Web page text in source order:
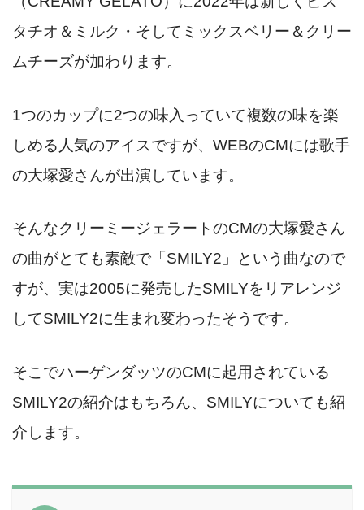
タチオ＆ミルク・そしてミックスベリー＆クリー
ムチーズが加わります。
1つのカップに2つの味入っていて複数の味を楽
しめる人気のアイスですが、WEBのCMには歌手
の大塚愛さんが出演しています。
そんなクリーミージェラートのCMの大塚愛さん
の曲がとても素敵で「SMILY2」という曲なので
すが、実は2005に発売したSMILYをリアレンジ
してSMILY2に生まれ変わったそうです。
そこでハーゲンダッツのCMに起用されている
SMILY2の紹介はもちろん、SMILYについても紹
介します。